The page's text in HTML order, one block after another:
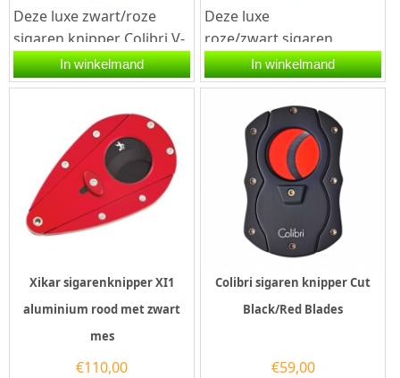
Deze luxe zwart/roze
sigaren knipper Colibri V-
Cut Black is voorzien van
twee snijmessen van...
In winkelmand
Deze luxe
roze/zwart sigaren
knipper Colibri S-Cut is
voorzien van twee
snijmessen van...
In winkelmand
Xikar sigarenknipper XI1
aluminium rood met zwart
mes
€110,00
Colibri sigaren knipper Cut
Black/Red Blades
€59,00